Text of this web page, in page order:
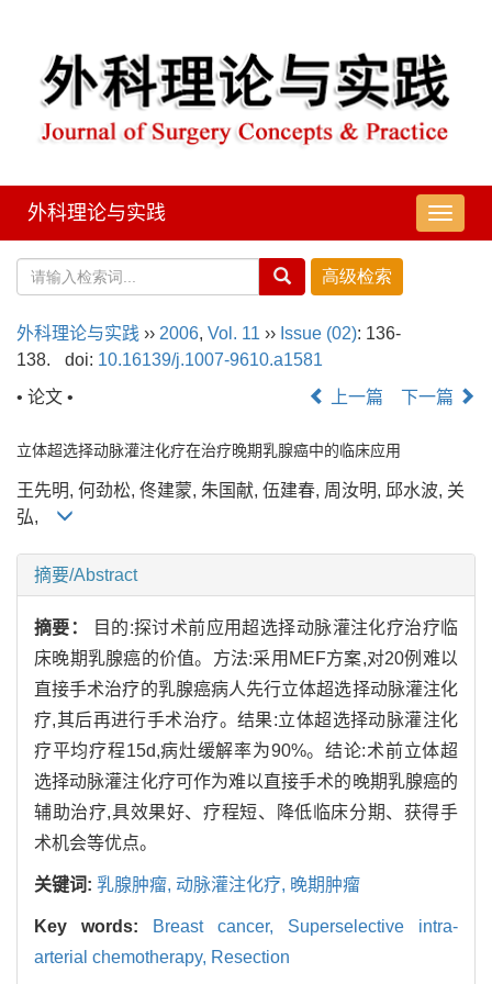
导
航
外科理论与实践
外科理论与实践 ›› 2006, Vol. 11 ›› Issue (02): 136-
138.
doi: 10.16139/j.1007-9610.a1581
• 论文 •
上一篇 下一篇
立体超选择动脉灌注化疗在治疗晚期乳腺癌中的临床应用
王先明, 何劲松, 佟建蒙, 朱国献, 伍建春, 周汝明, 邱水波, 关
弘,
摘要/Abstract
摘要：
目的:探讨术前应用超选择动脉灌注化疗治疗临
床晚期乳腺癌的价值。方法:采用MEF方案,对20例难以
直接手术治疗的乳腺癌病人先行立体超选择动脉灌注化
疗,其后再进行手术治疗。结果:立体超选择动脉灌注化
疗平均疗程15d,病灶缓解率为90%。结论:术前立体超
选择动脉灌注化疗可作为难以直接手术的晚期乳腺癌的
辅助治疗,具效果好、疗程短、降低临床分期、获得手
术机会等优点。
关键词: 乳腺肿瘤, 动脉灌注化疗, 晚期肿瘤
Key words: Breast cancer, Superselective intra-
arterial chemotherapy, Resection